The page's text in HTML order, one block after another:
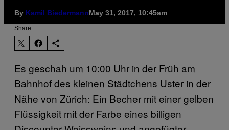
By Kamil BiedermannMay 31, 2017, 10:45am
Share:
Es geschah um 10:00 Uhr in der Früh am
Bahnhof des kleinen Städtchens Uster in der
Nähe von Zürich: Ein Becher mit einer gelben
Flüssigkeit mit der Farbe eines billigen